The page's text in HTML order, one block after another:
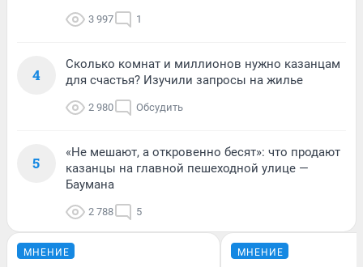
3 997 1
4
Сколько комнат и миллионов нужно казанцам
для счастья? Изучили запросы на жилье
2 980 Обсудить
5
«Не мешают, а откровенно бесят»: что продают
казанцы на главной пешеходной улице —
Баумана
2 788 5
МНЕНИЕ МНЕНИЕ